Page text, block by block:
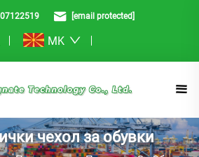
[email protected]
MK
чехол за обувки